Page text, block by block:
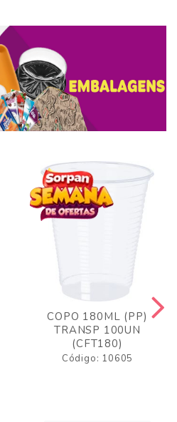
COPO 180ML (PP)
TRANSP 100UN
(CFT180)
Código: 10605